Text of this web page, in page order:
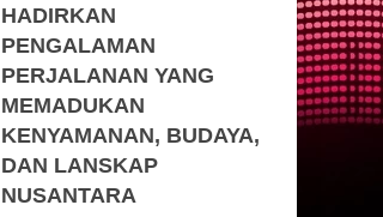
HADIRKAN
PENGALAMAN
PERJALANAN YANG
MEMADUKAN
KENYAMANAN, BUDAYA,
DAN LANSKAP
NUSANTARA